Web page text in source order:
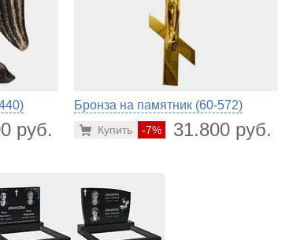
руб.
Бронза на памятник (60-572)
-7% 31.800 руб.
Купить